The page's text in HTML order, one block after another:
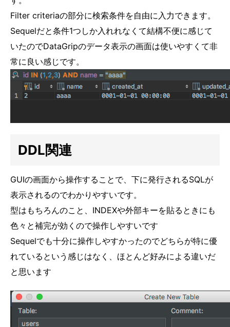
Filter criteriaの部分に検索条件を自由に入力できます。
Sequelだと条件1つしか入れれなくて結構不便に感じて
いたのでDataGripのデータ表示の画面は使いやすくて非
常に良い感じです。
DDL関連
GUIの画面から操作することで、下に発行されるSQLが
表示されるのでわかりやすいです。
型はもちろんのこと、INDEXや外部キーを貼るときにも
色々と補完が効くので操作しやすいです
Sequelでも十分に操作しやすかったのでどちらが特に優
れているという感じはなく、ほとんど好みによる違いだ
と思います